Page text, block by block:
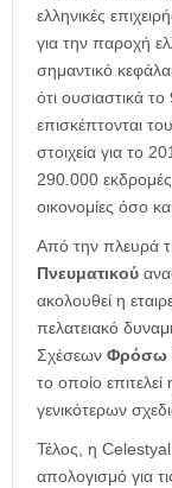
ελληνικές
για την παροχή
σημαντικό
ότι ουσιαστικά
επισκέπτονται
στοιχεία για το
290.000
οικονομίες όσο
Από την πλευρά
Πνευματικού
ακολουθεί η
πελατειακό
Σχέσεων Φρόσω
το οποίο
γενικότερων
Τέλος, η
απολογισμό για